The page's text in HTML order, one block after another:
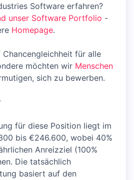
Software erfahren?
unser Software Portfolio -
Homepage.
für alle
möchten wir Menschen
sich zu bewerben.
für diese Position liegt im
bis €246.600, wobei 40%
Anreizziel (100%
Die tatsächlich
basiert auf den